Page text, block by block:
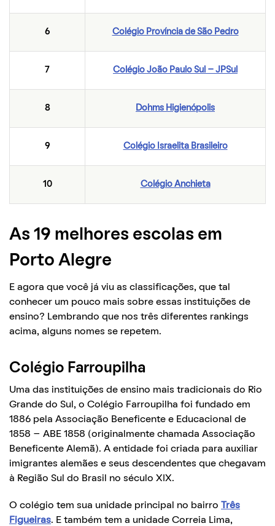
6 Colégio Província de São Pedro
7 Colégio João Paulo Sul – JPSul
8 Dohms Higienópolis
9 Colégio Israelita Brasileiro
10 Colégio Anchieta
As 19 melhores escolas em
Porto Alegre
E agora que você já viu as classificações, que tal
conhecer um pouco mais sobre essas instituições de
ensino? Lembrando que nos três diferentes rankings
acima, alguns nomes se repetem.
Colégio Farroupilha
Uma das instituições de ensino mais tradicionais do Rio
Grande do Sul, o Colégio Farroupilha foi fundado em
1886 pela Associação Beneficente e Educacional de
1858 – ABE 1858 (originalmente chamada Associação
Beneficente Alemã). A entidade foi criada para auxiliar
imigrantes alemães e seus descendentes que chegavam
à Região Sul do Brasil no século XIX.
O colégio tem sua unidade principal no bairro
Três
Figueiras. E também tem a unidade Correia Lima,